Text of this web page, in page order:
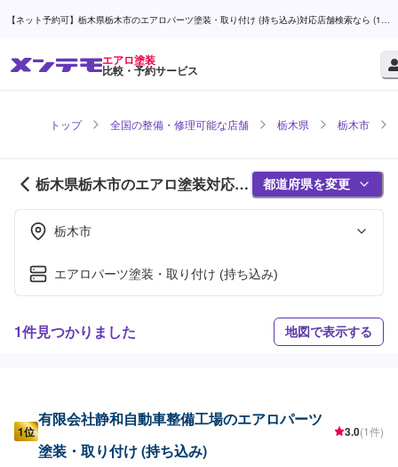
【ネット予約可】栃木県栃木市のエアロパーツ塗装・取り付け (持ち込み)対応店舗検索なら (1ペ
エアロ塗装
比較・予約サービス
トップ 全国の整備・修理可能な店舗 栃木県 栃木市
栃木県栃木市のエアロ塗装対応店
舗紹介 (1ページ目)
都道府県を変更
栃木市
エアロパーツ塗装・取り付け (持ち込み)
1件見つかりました 地図で表示する
1位
有限会社静和自動車整備工場のエアロパーツ
塗装・取り付け (持ち込み)
3.0(1件)